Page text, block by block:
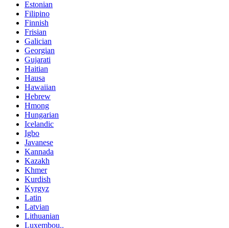
Estonian
Filipino
Finnish
Frisian
Galician
Georgian
Gujarati
Haitian
Hausa
Hawaiian
Hebrew
Hmong
Hungarian
Icelandic
Igbo
Javanese
Kannada
Kazakh
Khmer
Kurdish
Kyrgyz
Latin
Latvian
Lithuanian
Luxembou..